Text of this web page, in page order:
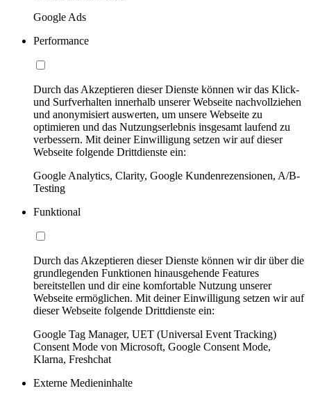
Google Ads
Performance
Durch das Akzeptieren dieser Dienste können wir das Klick-
und Surfverhalten innerhalb unserer Webseite nachvollziehen
und anonymisiert auswerten, um unsere Webseite zu
optimieren und das Nutzungserlebnis insgesamt laufend zu
verbessern. Mit deiner Einwilligung setzen wir auf dieser
Webseite folgende Drittdienste ein:
Google Analytics, Clarity, Google Kundenrezensionen, A/B-
Testing
Funktional
Durch das Akzeptieren dieser Dienste können wir dir über die
grundlegenden Funktionen hinausgehende Features
bereitstellen und dir eine komfortable Nutzung unserer
Webseite ermöglichen. Mit deiner Einwilligung setzen wir auf
dieser Webseite folgende Drittdienste ein:
Google Tag Manager, UET (Universal Event Tracking)
Consent Mode von Microsoft, Google Consent Mode,
Klarna, Freshchat
Externe Medieninhalte